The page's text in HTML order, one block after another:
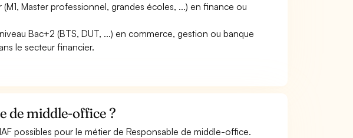
Master professionnel, grandes écoles, ...) en finance ou
Bac+2 (BTS, DUT, ...) en commerce, gestion ou banque
le secteur financier.
de middle-office ?
possibles pour le métier de Responsable de middle-office.